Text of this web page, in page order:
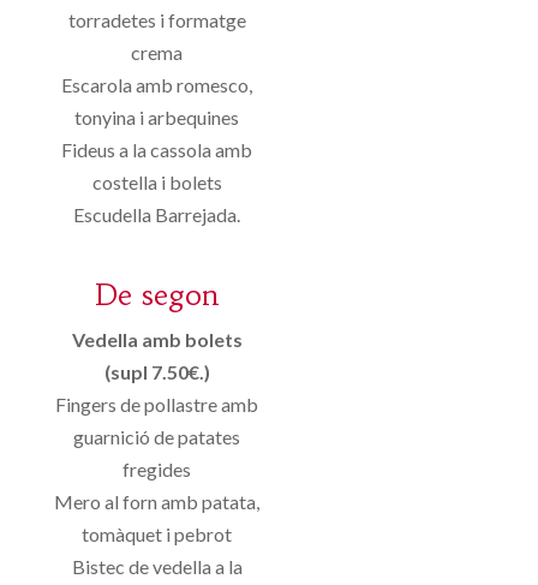
torradetes i formatge
crema
Escarola amb romesco,
tonyina i arbequines
Fideus a la cassola amb
costella i bolets
Escudella Barrejada.
De segon
Vedella amb bolets
(supl 7.50€.)
Fingers de pollastre amb
guarnició de patates
fregides
Mero al forn amb patata,
tomàquet i pebrot
Bistec de vedella a la